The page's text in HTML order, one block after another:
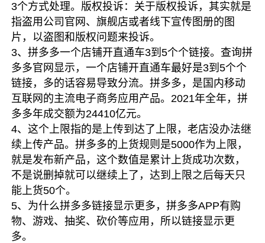
3个方式处理。版权投诉：关于版权投诉，其实就是
指盗用公司官网、旗舰店或者线下宣传图册的图
片，以盗图和版权问题来投诉。
3、拼多多一个店铺开直通车3到5个个链接。查询拼
多多官网显示，一个店铺开直通车最好是3到5个个
链接，多的话容易导致分流。拼多多，是国内移动
互联网的主流电子商务应用产品。2021年全年，拼
多多年成交额为24410亿元。
4、这个上限指的是上传到达了上限，老店没办法继
续上传产品。拼多多的上货规则是5000作为上限，
就是发布新产品，这个数值是累计上货成功次数，
不是说删掉就可以继续上了，达到上限之后每天只
能上货50个。
5、为什么拼多多链接显示更多，拼多多APP有购
物、游戏、抽奖、砍价等应用，所以链接显示更
多。